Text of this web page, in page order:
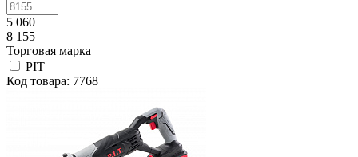
5 060
8 155
Торговая марка
PIT
Код товара: 7768